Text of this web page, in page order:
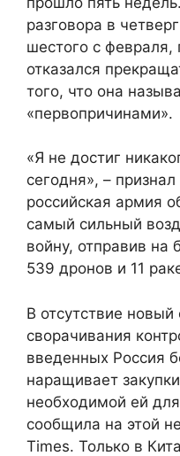
разговора в
шестого с февраля,
отказался
того, что она
«первопричинами».
«Я не достиг
сегодня», –
российская армия
самый сильный
войну, отправив на
539 дронов и 11
В отсутствие новый
сворачивания
введенных Россия
наращивает
необходимой ей
сообщила на этой
Times. Только в